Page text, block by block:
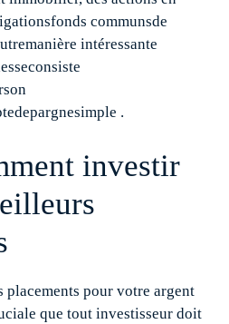
communsde
intéressante
.
investir
placements pour votre argent
que tout investisseur doit